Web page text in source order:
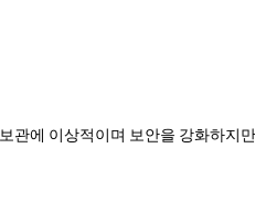
관에 이상적이며 보안을 강화하